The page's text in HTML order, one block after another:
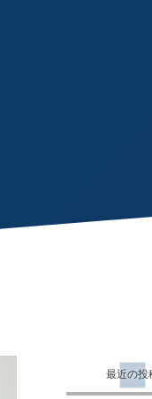
最近の投